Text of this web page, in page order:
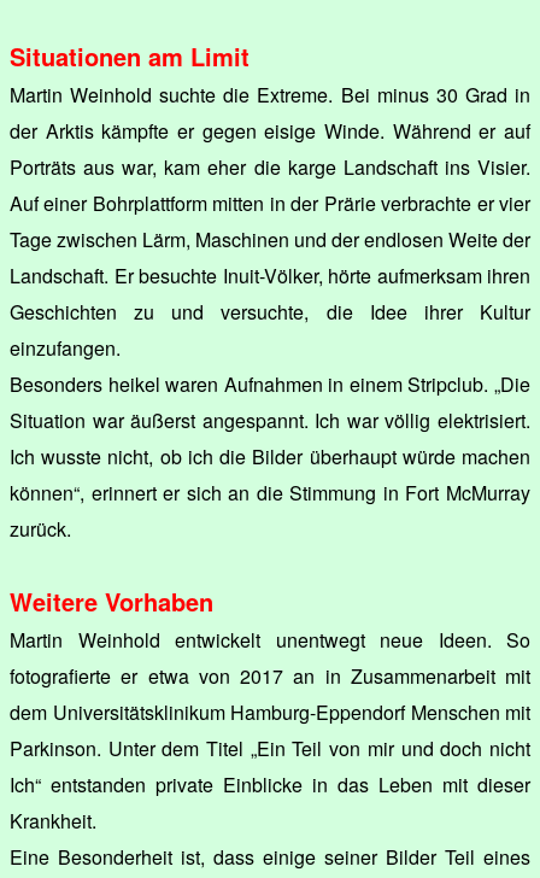
Situationen am Limit
Martin Weinhold suchte die Extreme. Bei minus 30 Grad in
der Arktis kämpfte er gegen eisige Winde. Während er auf
Porträts aus war, kam eher die karge Landschaft ins Visier.
Auf einer Bohrplattform mitten in der Prärie verbrachte er vier
Tage zwischen Lärm, Maschinen und der endlosen Weite der
Landschaft. Er besuchte Inuit-Völker, hörte aufmerksam ihren
Geschichten zu und versuchte, die Idee ihrer Kultur
einzufangen.
Besonders heikel waren Aufnahmen in einem Stripclub. „Die
Situation war äußerst angespannt. Ich war völlig elektrisiert.
Ich wusste nicht, ob ich die Bilder überhaupt würde machen
können“, erinnert er sich an die Stimmung in Fort McMurray
zurück.
Weitere Vorhaben
Martin Weinhold entwickelt unentwegt neue Ideen. So
fotografierte er etwa von 2017 an in Zusammenarbeit mit
dem Universitätsklinikum Hamburg-Eppendorf Menschen mit
Parkinson. Unter dem Titel „Ein Teil von mir und doch nicht
Ich“ entstanden private Einblicke in das Leben mit dieser
Krankheit.
Eine Besonderheit ist, dass einige seiner Bilder Teil eines